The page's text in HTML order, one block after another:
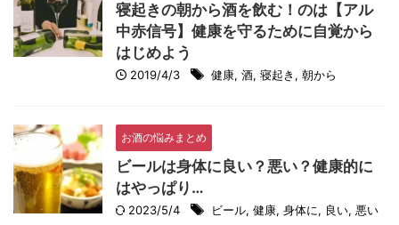
寝起きの朝から酒を飲む！のは【アル
中赤信号】健康を守るために自覚から
はじめよう
2019/4/3 健康, 酒, 寝起き , 朝から
お酒の悩みまとめ
ビールは身体に良い？悪い？健康的に
はやっぱり…
2023/5/4 ビール, 健康, 身体に, 良い, 悪い